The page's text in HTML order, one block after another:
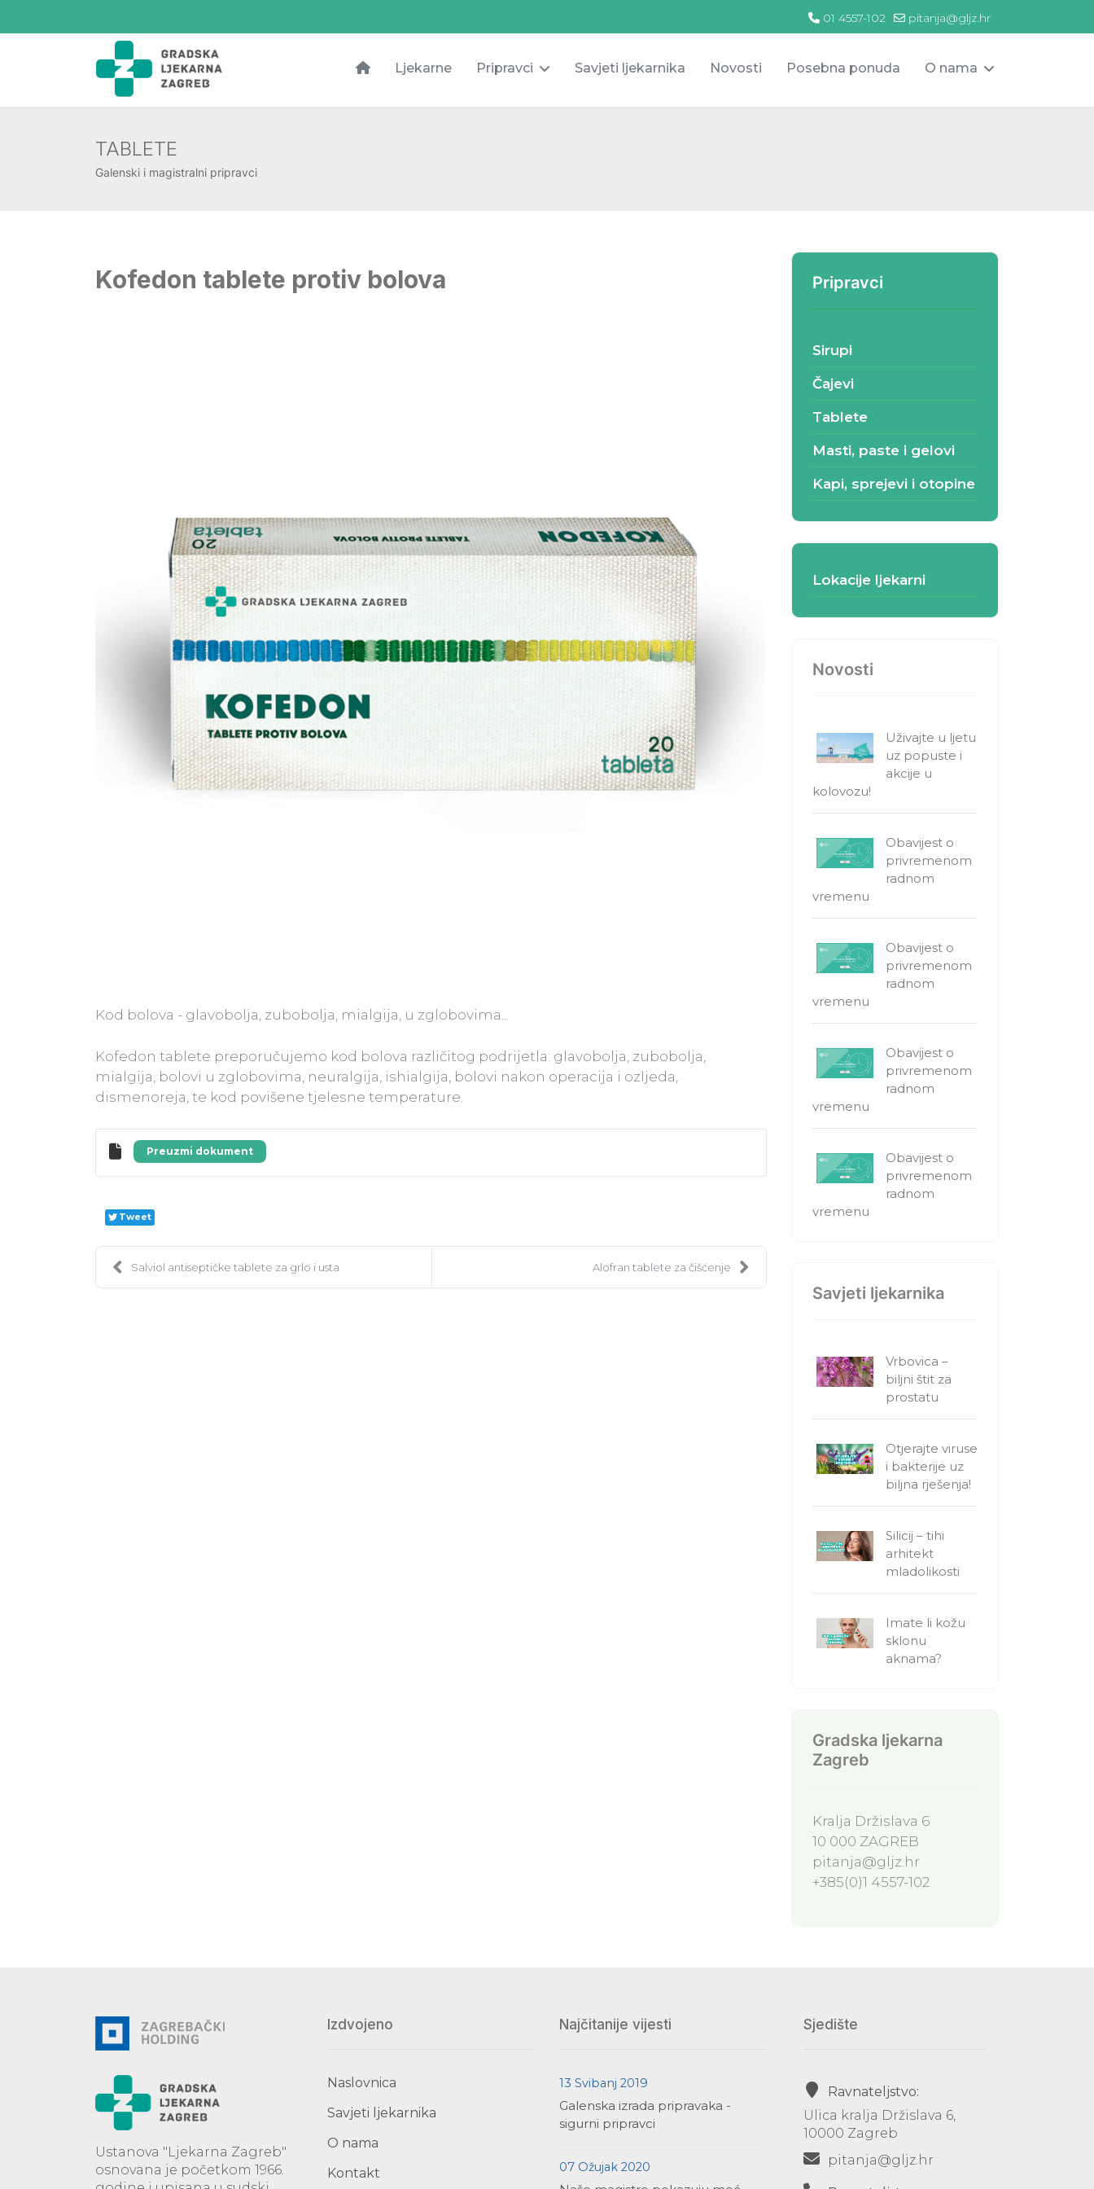
01 4557-102 pitanja@gljz.hr
Ljekarne Pripravci Savjeti ljekarnika Novosti Posebna ponuda O nama
TABLETE
Galenski i magistralni pripravci
Kofedon tablete protiv bolova
Kod bolova - glavobolja, zubobolja, mialgija, u zglobovima...
Kofedon tablete preporučujemo kod bolova različitog podrijetla: glavobolja, zubobolja,
mialgija, bolovi u zglobovima, neuralgija, ishialgija, bolovi nakon operacija i ozljeda,
dismenoreja, te kod povišene tjelesne temperature.
Preuzmi dokument
Tweet
Salviol antiseptičke tablete za grlo i usta Alofran tablete za čišćenje
Pripravci
Sirupi
Čajevi
Tablete
Masti, paste i gelovi
Kapi, sprejevi i otopine
Lokacije ljekarni
Novosti
Uživajte u ljetu
uz popuste i
akcije u
kolovozu!
Obavijest o
privremenom
radnom
vremenu
Obavijest o
privremenom
radnom
vremenu
Obavijest o
privremenom
radnom
vremenu
Obavijest o
privremenom
radnom
vremenu
Savjeti ljekarnika
Vrbovica –
biljni štit za
prostatu
Otjerajte viruse
i bakterije uz
biljna rješenja!
Silicij – tihi
arhitekt
mladolikosti
Imate li kožu
sklonu
aknama?
Gradska ljekarna
Zagreb
Kralja Držislava 6
10 000 ZAGREB
pitanja@gljz.hr
+385(0)1 4557-102
Ustanova "Ljekarna Zagreb"
osnovana je početkom 1966.
Izdvojeno
Naslovnica
Savjeti ljekarnika
O nama
Kontakt
Najčitanije vijesti
13 Svibanj 2019
Galenska izrada pripravaka -
sigurni pripravci
07 Ožujak 2020
Sjedište
Ravnateljstvo:
Ulica kralja Držislava 6,
10000 Zagreb
pitanja@gljz.hr